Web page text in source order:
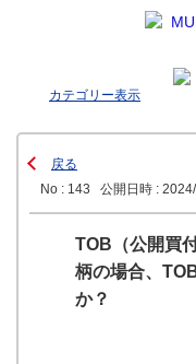
カテゴリー表示
戻る
No : 143
公開日時 :
TOB（公開買
柄の場合、
か？